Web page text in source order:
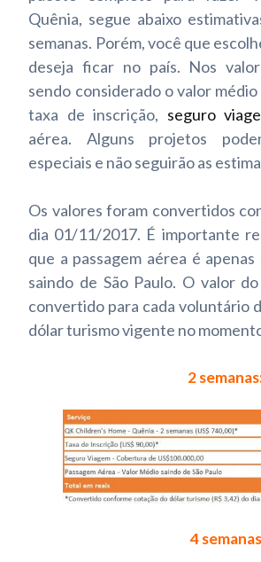
Quênia, segue abaixo
semanas. Porém, você que
deseja ficar no país. Nos
sendo considerado o valor
taxa de inscrição, seguro
aérea. Alguns projetos
especiais e não seguirão as
Os valores foram convertidos
dia 01/11/2017. É importante
que a passagem aérea é
saindo de São Paulo. O valor
convertido para cada voluntário
dólar turismo vigente no
2
4